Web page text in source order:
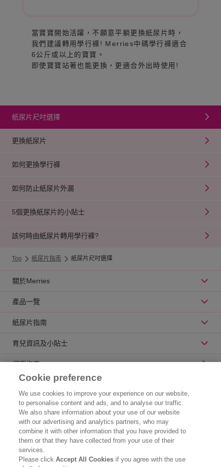
當寶寶開始活躍，不願意平躺更換紙尿片時，
我們建議轉用學行褲! Merries中碼學行褲適合
6公斤或以上的寶寶。
即使寶寶站著也能更換，更適合外出時使用!
紙尿片尺吋選擇
更換紙尿片
如何更換學行褲
如何防止紙尿片外漏
5個更換紙尿片的小貼士
該何時由紙尿片轉用學行褲?
Top 紙尿片指南 紙尿片尺吋選擇
關於Merries
產品一覽
紙尿片指南
育兒資訊及小貼士
網頁指南
認識花王
產品資訊
品牌資訊
聯絡我們
Cookie preference
We use cookies to improve your experience on our website,
to personalise content and ads, and to analyse our traffic.
We also share information about your use of our website
with our advertising and analytics partners, who may
combine it with other information that you have provided to
them or that they have collected from your use of their
services.
Please clickAccept All Cookies if you agree with the use